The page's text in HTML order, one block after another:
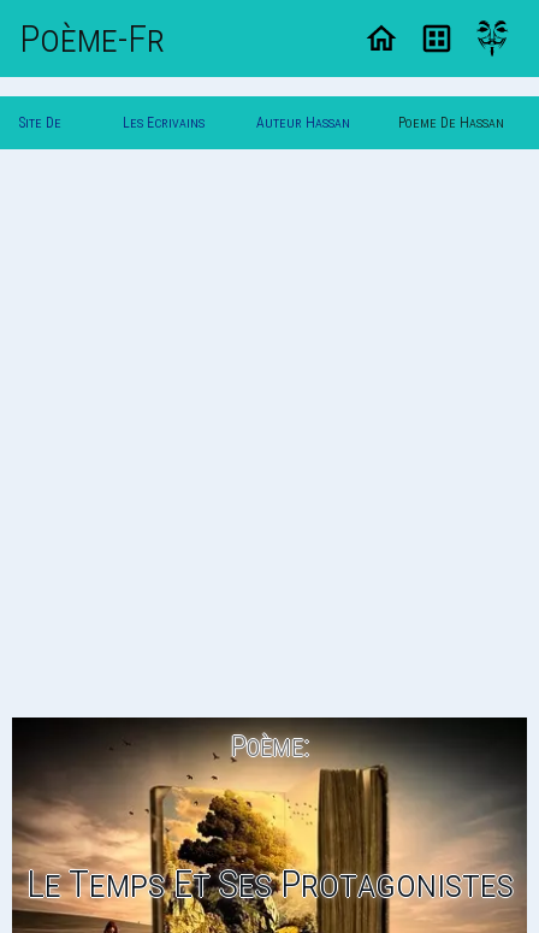
Poème-Fr
Site De Les Ecrivains Auteur Hassan Poeme De Hassan
Poème:
Le Temps Et Ses Protagonistes